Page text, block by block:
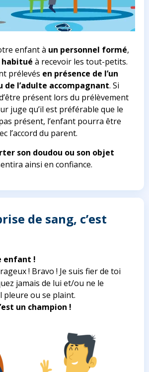
enfant à un personnel formé,
à recevoir les tout-petits.
prélevés en présence de l’un
de l’adulte accompagnant. Si
présent lors du prélèvement
juge qu’il est préférable que le
présent, l’enfant pourra être
l’accord du parent.
son doudou ou son objet
ainsi en confiance.
de sang, c’est
enfant !
! Bravo ! Je suis fier de toi
jamais de lui et/ou ne le
pleure ou se plaint.
un champion !